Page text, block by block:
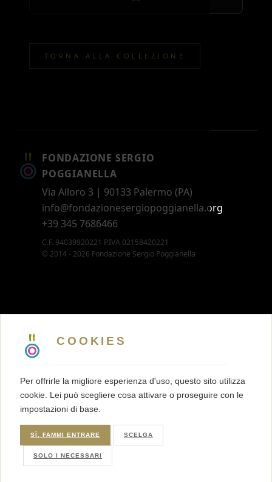
COOKIES
Per offrirle la migliore esperienza d'uso, questo sito utilizza
cookie. Lei può scegliere cosa attivare o proseguire con le
impostazioni di base.
SÌ, FAMMI ENTRARE SCELGA
SOLO I NECESSARI
TORNA ALLA COLLEZIONE
FONDAZIONE SERGIO
POGGIANELLA
Via Alloro 3 | 90133 Palermo (PA)
info@fondazionesergiopoggianella.org
+39 345 7686466
C.F. 94039920221 P.IVA 02158420221
© 2014 - 2026 Fondazione Sergio Poggianella
5 X MILLE
MEMBERSHIP
TRASPARENZA
TERMINI E CONDIZIONI
PRIVACY
COOKIES